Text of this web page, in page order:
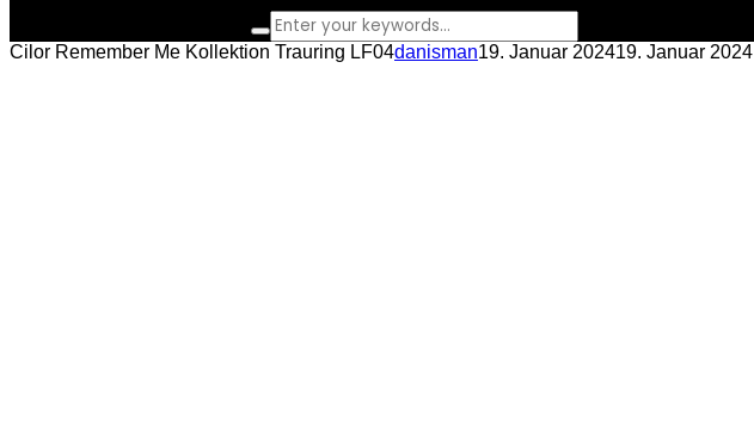
Cilor Remember Me Kollektion Trauring LF04danisman19. Januar 202419. Januar 2024